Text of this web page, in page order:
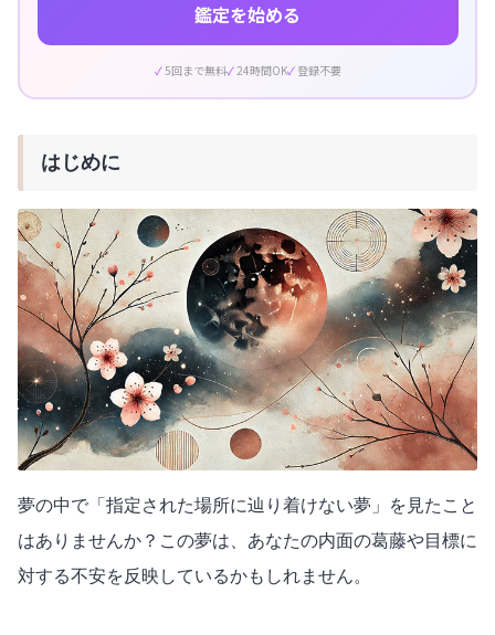
鑑定を始める
5回まで無料 24時間OK 登録不要
はじめに
夢の中で「指定された場所に辿り着けない夢」を見たこと
はありませんか？この夢は、あなたの内面の葛藤や目標に
対する不安を反映しているかもしれません。